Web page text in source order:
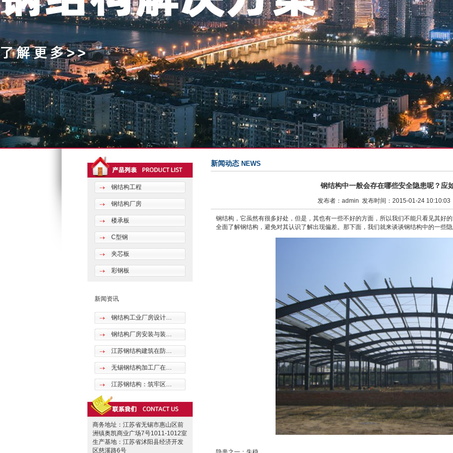
钢结构工程
钢结构厂房
楼承板
C型钢
夹芯板
彩钢板
新闻资讯
钢结构工业厂房设计…
钢结构厂房安装与装…
江苏钢结构建筑在防…
无锡钢结构加工厂在…
江苏钢结构：筑牢区…
商务地址：江苏省无锡市惠山区前
洲镇奥凯商业广场7号1011-1012室
生产基地：江苏省沭阳县经济开发
区慈溪路6号
新闻动态 NEWS
钢结构中一般会存在哪些安全隐患呢？应
发布者：admin 发布时间：2015-01-24
钢结构，它虽然有很多好处，但是，其也有一些不好的方面，所以我们不能只看见其好
全面了解钢结构，避免对其认识了解出现偏差。那下面，我们就来谈谈钢结构中的一些